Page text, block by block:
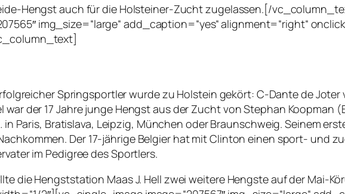
Hengst auch für die Holsteiner-Zucht zugelassen.[/
img_size=“large“ add_caption=“yes“ alignment=“right“
Springsportler wurde zu Holstein gekört: C-Dante de Joter
war der 17 Jahre junge Hengst aus der Zucht von Stephan Koopman
Paris, Bratislava, Leipzig, München oder Braunschweig. Seinem
Der 17-jährige Belgier hat mit Clinton einen sport- und
im Pedigree des Sportlers.
die Hengststation Maas J. Hell zwei weitere Hengste auf der Mai-